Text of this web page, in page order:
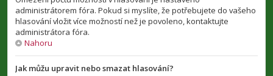
administrátorem fóra. Pokud si myslíte, že potřebujete do vašeho
hlasování vložit více možností než je povoleno, kontaktujte
administrátora fóra.
Nahoru
Jak můžu upravit nebo smazat hlasování?